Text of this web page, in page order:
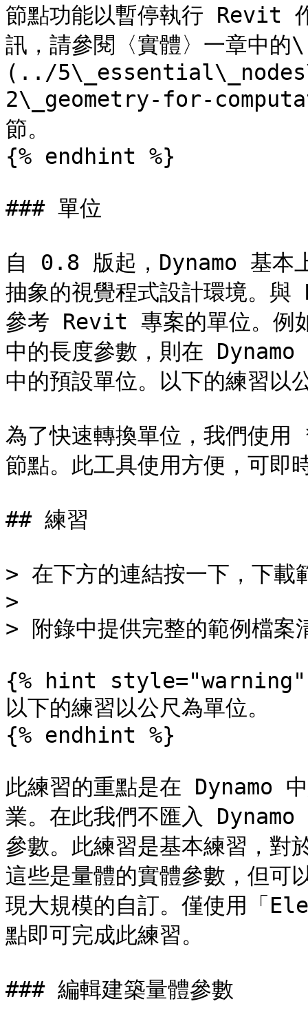
節點功能以暫停執行 Revit
訊，請參閱〈實體〉一章中
(../
2\_geometry-for-
節。
{% endhint %}
### 單位
自 0.8 版起，Dynamo 基本
抽象的視覺程式設計環境。
參考 Revit 專案的單位。例
中的長度參數，則在
中的預設單位。以下的練習以
為了快速轉換單位，我們
節點。此工具使用方便，可即
## 練習
> 在下方的連結按一下，下載
>
> 附錄中提供完整的範例檔案
{% hint style="warning"
以下的練習以公尺為單位。
{% endhint %}
此練習的重點是在 Dynamo
業。在此我們不匯入
參數。此練習是基本練習，
這些是量體的實體參數，但可
現大規模的自訂。僅使用「
點即可完成此練習。
### 編輯建築量體參數